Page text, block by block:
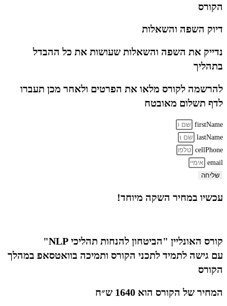
הקורס
דיוק השפה והשאלות
נדייק את השפה והשאלות שעושות את כל ההבדל
בתהליך
להרשמה לקורס מלאו את הפרטים ולאחר מכן תעברו
לדף תשלום מאובטח
firstName
lastName
cellPhone
email
שליחה
עכשיו במחיר השקה מיוחד!
קורס האונליין "הביטחון להנחות תהליכי NLP"
עם גישה לתמיד לתכני הקורס ותמיכה בוואטסאפ במהלך
הקורס
המחיר של הקורס הוא 1640 ש״ח